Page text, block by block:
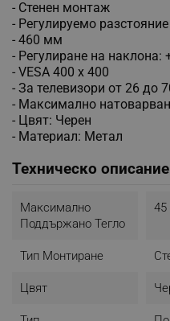
- Стенен монтаж
- Регулируемо
- 460 мм
- Регулиране на наклона:
- VESA 400 х 400
- За телевизори от 26 до
- Максимално
- Цвят: Черен
- Материал: Метал
Техническо описание
Максимално
Поддържано Тегло
45
Тип Монтиране
Цвят